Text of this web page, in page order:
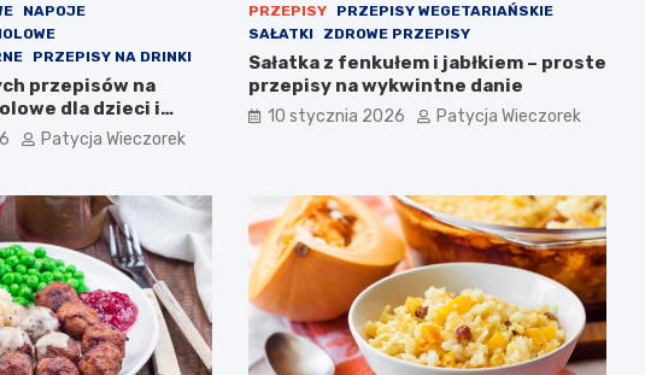
NAPOJE
PRZEPISY NA DRINKI
przepisów na
dla dzieci i
Patycja Wieczorek
PRZEPISY
PRZEPISY WEGETARIAŃSKIE
SAŁATKI
ZDROWE PRZEPISY
Sałatka z fenkułem i jabłkiem – proste
przepisy na wykwintne danie
10 stycznia 2026 Patycja Wieczorek